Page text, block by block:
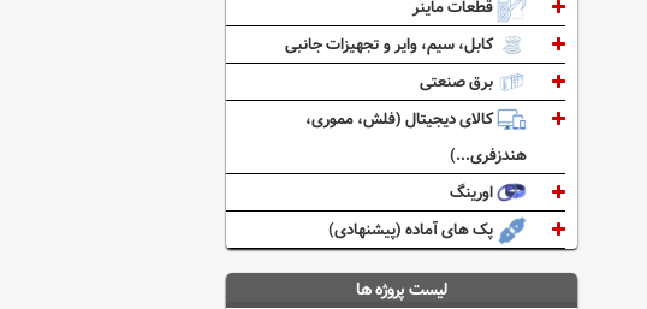
قطعات ماینر
کابل، سیم، وایر و تجهیزات جانبی
برق صنعتی
کالای دیجیتال (فلش، مموری،
هندزفری...)
اورینگ
پک های آماده (پیشنهادی)
لیست پروژه ها